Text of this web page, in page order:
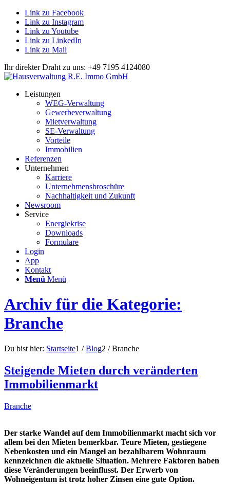
Link zu Facebook
Link zu Instagram
Link zu Youtube
Link zu LinkedIn
Link zu Mail
Ihr direkter Draht zu uns: +49 7195 4124080
Leistungen
WEG-Verwaltung
Gewerbeverwaltung
Mietverwaltung
SE-Verwaltung
Vorteile
Immobilien
Referenzen
Unternehmen
Karriere
Unternehmensbroschüre
Nachhaltigkeit und Zukunft
Newsroom
Service
Energiekrise
Downloads
Formulare
Login
App
Kontakt
Menü Menü
Archiv für die Kategorie:
Branche
Du bist hier: Startseite1 / Blog2 / Branche
Steigende Mieten durch veränderten
Immobilienmarkt
Branche
Der starke Wandel auf dem Immobilienmarkt macht sich vor
allem bei den Mieten bemerkbar. Teure Mieten, gestiegene
Nebenkosten und ein Mangel an bezahlbarem Wohnraum
kennzeichnen die aktuelle Situation. Mehrere Faktoren haben
diese Veränderungen beeinflusst. Der Erwerb von
Wohneigentum ist trotz hoher Zinsen eine gute Option.